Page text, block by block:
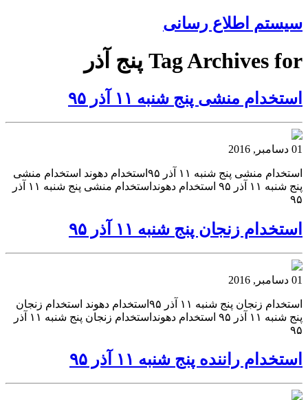
سیستم اطلاع رسانی
Tag Archives for پنج آذر
استخدام منشی پنج شنبه ۱۱ آذر ۹۵
01 دسامبر, 2016
استخدام منشی پنج شنبه ۱۱ آذر ۹۵استخدام دهوند استخدام منشی
پنج شنبه ۱۱ آذر ۹۵ استخدام دهونداستخدام منشی پنج شنبه ۱۱ آذر
۹۵
استخدام زنجان پنج شنبه ۱۱ آذر ۹۵
01 دسامبر, 2016
استخدام زنجان پنج شنبه ۱۱ آذر ۹۵استخدام دهوند استخدام زنجان
پنج شنبه ۱۱ آذر ۹۵ استخدام دهونداستخدام زنجان پنج شنبه ۱۱ آذر
۹۵
استخدام راننده پنج شنبه ۱۱ آذر ۹۵